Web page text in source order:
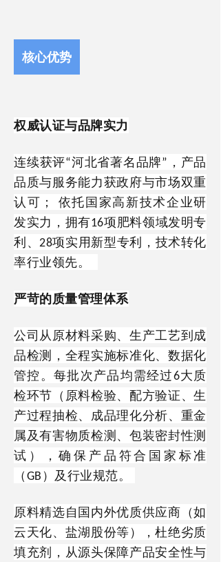
核心优势
权威认证与品牌实力
连续获评“河北省著名品牌” ，产品
品质与服务能力获政府与市场双重
认可； 依托国家高新技术企业研
发实力，拥有16项肥料领域发明专
利、28项实用新型专利，技术转化
率行业领先。
严苛的质量管理体系
公司从原材料采购、生产工艺到成
品检测，全程实施标准化、数据化
管控。每批次产品均需经过6大质
检环节（原料检验、配方验证、生
产过程抽检、成品理化分析、重金
属及有害物质检测、包装密封性测
试），确保产品符合国家标准
（ GB ）及行业规范。
原料精选自国内外优质供应商（如
云天化、盐湖股份等），杜绝劣质
填充剂，从源头保障产品安全性与